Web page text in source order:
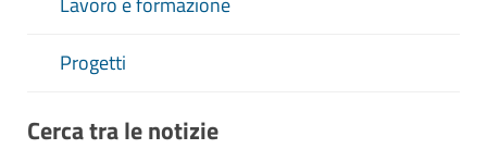
Progetti
Cerca tra le notizie